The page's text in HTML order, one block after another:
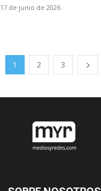
17 de junio de 2026
1 2 3